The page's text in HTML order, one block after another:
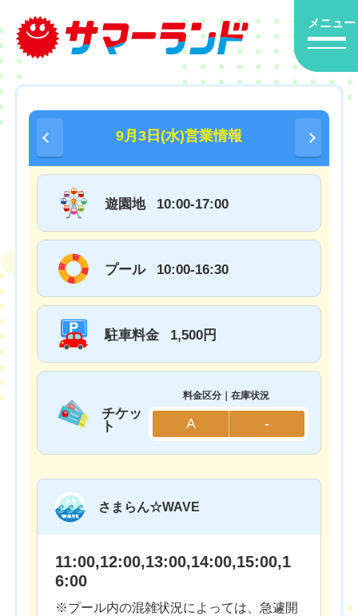
メニュー
9月3日(水)営業情報
遊園地 10:00-17:00
プール 10:00-16:30
駐車料金 1,500円
チケッ
ト
料金区分｜在庫状況
A -
さまらん☆WAVE
11:00,12:00,13:00,14:00,15:00,1
6:00
※プール内の混雑状況によっては、急遽開